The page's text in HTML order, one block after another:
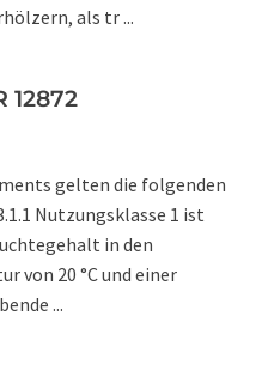
als tr ...
12872
gelten die folgenden
Nutzungsklasse 1 ist
in den
von 20 °C und einer
...